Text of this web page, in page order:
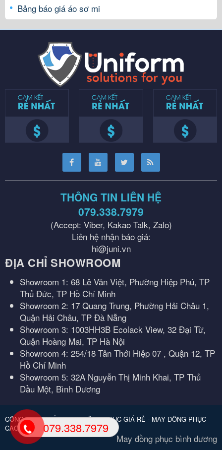
Bảng báo giá áo sơ mi
THÔNG TIN LIÊN HỆ
079.338.7979
(Accept: Viber, Kakao Talk, Zalo)
Liên hệ nhận báo giá:
hi@juni.vn
ĐỊA CHỈ SHOWROOM
Showroom 1: 68 Lê Văn Việt, Phường Hiệp Phú, TP
Thủ Đức, TP Hồ Chí Minh
Showroom 2: 17 Quang Trung, Phường Hải Châu 1,
Quận Hải Châu, TP Đà Nẵng
Showroom 3: 1003HH3B Ecolack View, 32 Đại Từ,
Quận Hoàng Mai, TP Hà Nội
Showroom 4: 254/18 Tân Thới Hiệp 07 , Quận 12, TP
Hồ Chí Minh
Showroom 5: 32A Nguyễn Thị Minh Khai, TP Thủ
Dầu Một, Bình Dương
CÔNG TY MAY ÁO THUN ĐỒNG PHỤC GIÁ RẺ - MAY ĐỒNG PHỤC
CAO CẤP.
May đồng phục bình dương
079.338.7979